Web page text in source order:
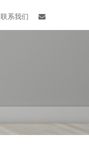
联系我们